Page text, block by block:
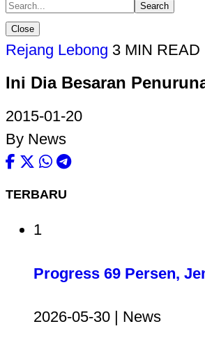
Search
Close
Rejang Lebong 3 MIN READ
Ini Dia Besaran
2015-01-20
By News
TERBARU
1
Progress 69 Persen,
2026-05-30 | News